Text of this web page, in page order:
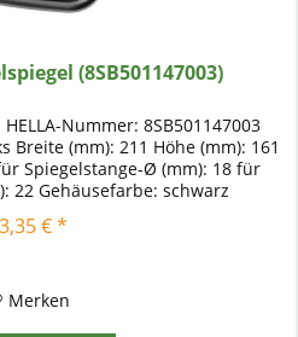
(8SB501147003)
Nummer: 8SB501147003
Breite (mm): 211 Höhe (mm): 161
Spiegelstange-Ø (mm): 18 für
22 Gehäusefarbe: schwarz
€ *
Merken